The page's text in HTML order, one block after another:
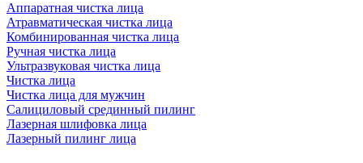
Аппаратная чистка лица
Атравматическая чистка лица
Комбинированная чистка лица
Ручная чистка лица
Ультразвуковая чистка лица
Чистка лица
Чистка лица для мужчин
Салициловый срединный пилинг
Лазерная шлифовка лица
Лазерный пилинг лица